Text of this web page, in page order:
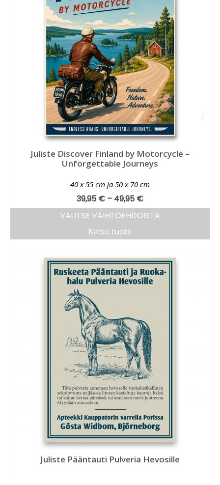
Juliste Discover Finland by Motorcycle –
Unforgettable Journeys
40 x 55 cm ja 50 x 70 cm
39,95 € – 49,95 €
VALITSE VAIHTOEHDOISTA
Katso tuote
Juliste Pääntauti Pulveria Hevosille